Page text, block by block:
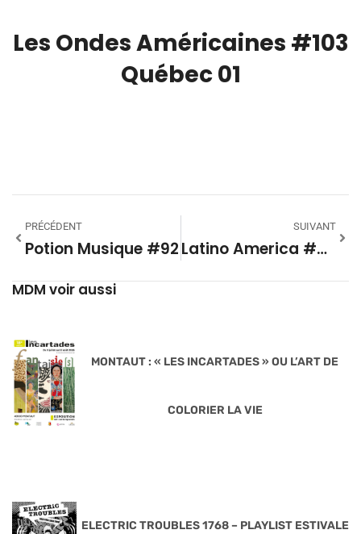
Les Ondes Américaines #103
Québec 01
PRÉCÉDENT
Potion Musique #92
SUIVANT
Latino America #39 Dom La Nena
MDM voir aussi
MONTAUT : « LES INCARTADES » OU L’ART DE
COLORIER LA VIE
ELECTRIC TROUBLES 1768 – PLAYLIST ESTIVALE